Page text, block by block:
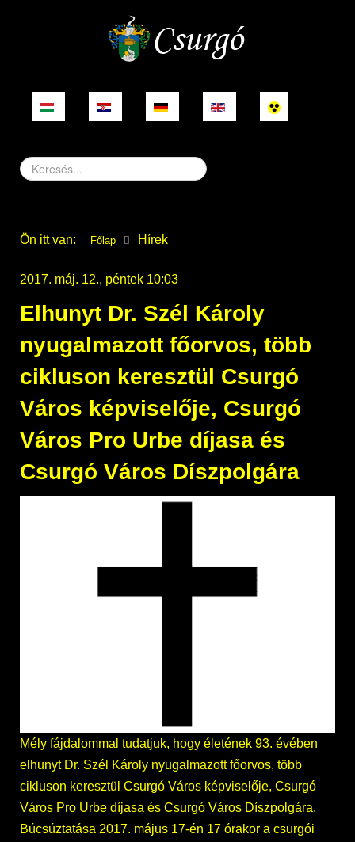
Keresés...
Ön itt van: Főlap Hírek
2017. máj. 12., péntek 10:03
Elhunyt Dr. Szél Károly
nyugalmazott főorvos, több
cikluson keresztül Csurgó
Város képviselője, Csurgó
Város Pro Urbe díjasa és
Csurgó Város Díszpolgára
Mély fájdalommal tudatjuk, hogy életének 93. évében
elhunyt Dr. Szél Károly nyugalmazott főorvos, több
cikluson keresztül Csurgó Város képviselője, Csurgó
Város Pro Urbe díjasa és Csurgó Város Díszpolgára.
Búcsúztatása 2017. május 17-én 17 órakor a csurgói